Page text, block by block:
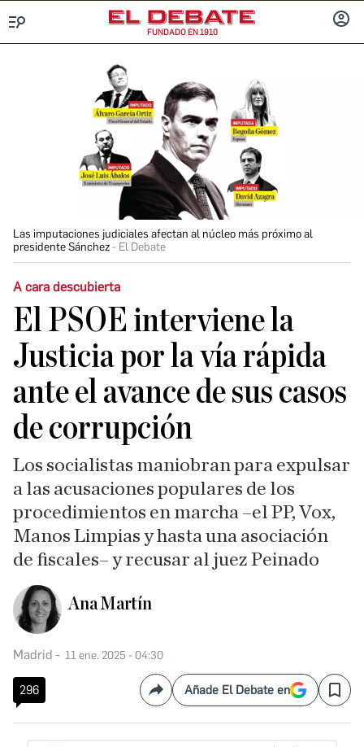
FUNDADO EN 1910
Las imputaciones judiciales afectan al núcleo más próximo al
presidente Sánchez
El Debate
A cara descubierta
El PSOE interviene la
Justicia por la vía rápida
ante el avance de sus casos
de corrupción
Los socialistas maniobran para expulsar
a las acusaciones populares de los
procedimientos en marcha –el PP, Vox,
Manos Limpias y hasta una asociación
de fiscales– y recusar al juez Peinado
Ana Martín
Madrid 11 ene. 2025 - 04:30
296 CompartirAñade El Debate en Save